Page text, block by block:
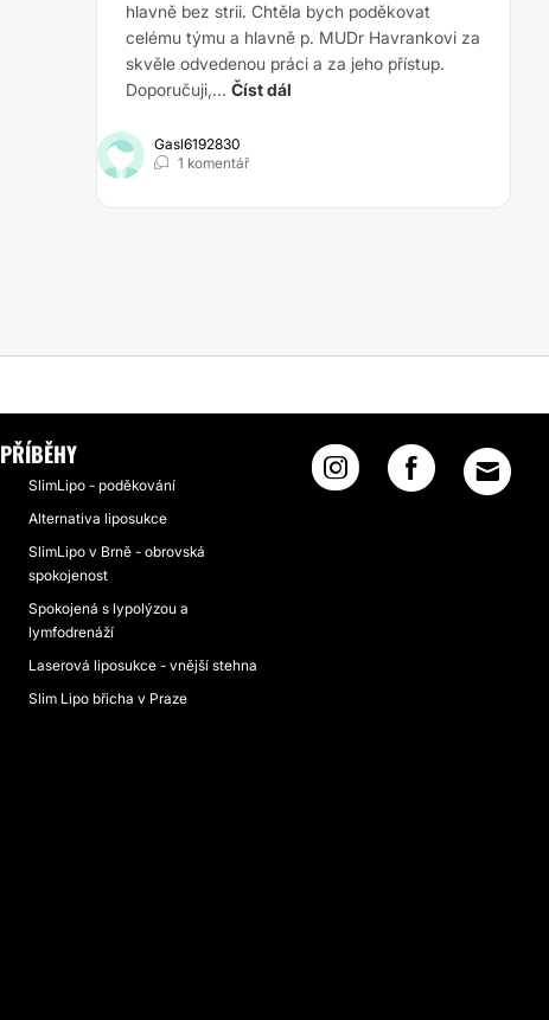
hlavně bez strii. Chtěla bych poděkovat
celému týmu a hlavně p. MUDr Havrankovi za
skvěle odvedenou práci a za jeho přístup.
Doporučuji,... Číst dál
Gasl6192830
1 komentář
PŘÍBĚHY
SlimLipo - poděkování
Alternativa liposukce
SlimLipo v Brně - obrovská
spokojenost
Spokojená s lypolýzou a
lymfodrenáží
Laserová liposukce - vnější stehna
Slim Lipo břicha v Praze